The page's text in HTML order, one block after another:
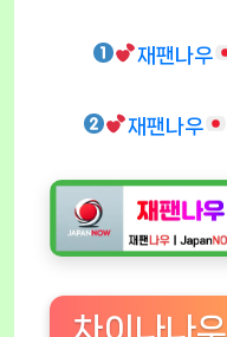
재팬나우
재팬나우
차이나나우